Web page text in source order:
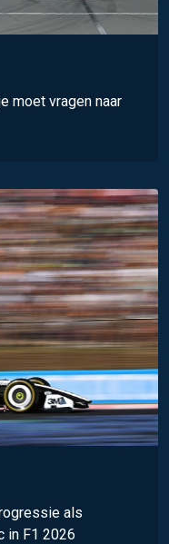
moet vragen naar
als
in F1 2026